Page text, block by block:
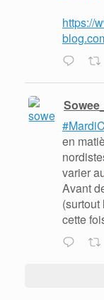
https://
en
varier
Avant
cette